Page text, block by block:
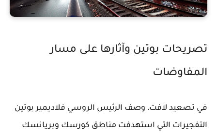
تصريحات بوتين وآثارها على مسار
المفاوضات
في تصعيد لافت، وصف الرئيس الروسي فلاديمير بوتين
التفجيرات التي استهدفت مناطق كورسك وبريانسك